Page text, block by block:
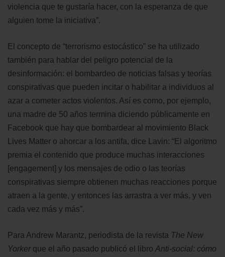
violencia que te gustaría hacer, con la esperanza de que
alguien tome la iniciativa”.
El concepto de “terrorismo estocástico” se ha utilizado
también para hablar del peligro potencial de la
desinformación: el bombardeo de noticias falsas y teorías
conspirativas que pueden incitar o habilitar a individuos al
azar a cometer actos violentos. Así es como, por ejemplo,
una madre de 50 años termina diciendo públicamente en
Facebook que hay que bombardear al movimiento Black
Lives Matter o ahorcar a los antifa, dice Lavin: “El algoritmo
premia el contenido que produce muchas interacciones
[engagement] y los mensajes de odio o las teorías
conspirativas siempre obtienen muchas reacciones porque
atraen a la gente, y entonces las arrastra a ver más, y ven
cada vez más y más”.
Para Andrew Marantz, periodista de la revista The New
Yorkerque el año pasado publicó el libro Anti-social: cómo